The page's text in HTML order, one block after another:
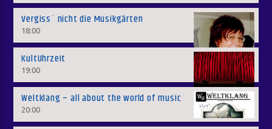
Vergiss´ nicht die Musikgärten
18:00
KultUhrzeit
19:00
Weltklang – all about the world of music
20:00